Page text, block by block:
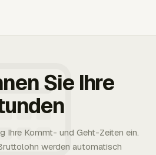
Sie Ihre
Ihre Kommt- und Geht-Zeiten ein.
werden automatisch